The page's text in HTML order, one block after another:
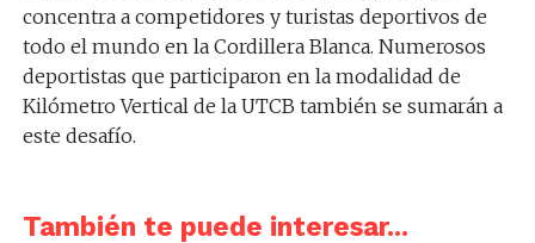
concentra a competidores y turistas deportivos de
todo el mundo en la Cordillera Blanca. Numerosos
deportistas que participaron en la modalidad de
Kilómetro Vertical de la UTCB también se sumarán a
este desafío.
También te puede interesar...